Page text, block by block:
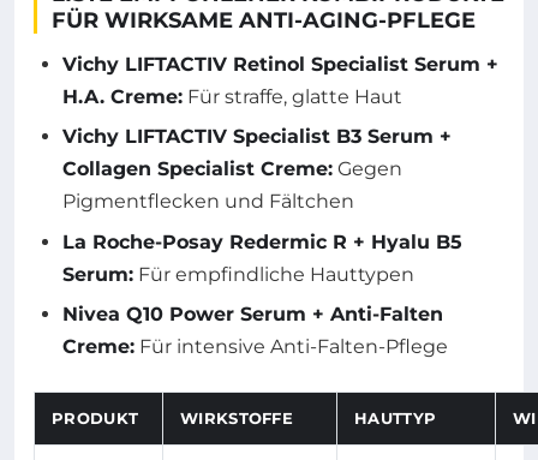
FÜR WIRKSAME ANTI-AGING-PFLEGE
Vichy LIFTACTIV Retinol Specialist Serum +
H.A. Creme: Für straffe, glatte Haut
Vichy LIFTACTIV Specialist B3 Serum +
Collagen Specialist Creme: Gegen
Pigmentflecken und Fältchen
La Roche-Posay Redermic R + Hyalu B5
Serum: Für empfindliche Hauttypen
Nivea Q10 Power Serum + Anti-Falten
Creme: Für intensive Anti-Falten-Pflege
PRODUKT WIRKSTOFFE HAUTTYP